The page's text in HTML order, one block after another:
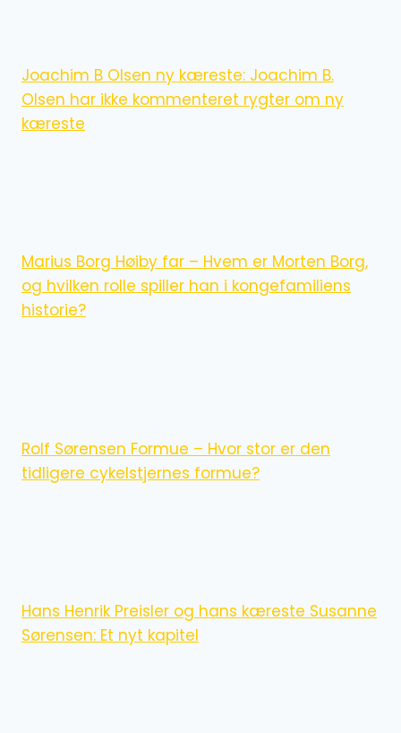
Joachim B Olsen ny kæreste: Joachim B.
Olsen har ikke kommenteret rygter om ny
kæreste
Marius Borg Høiby far – Hvem er Morten Borg,
og hvilken rolle spiller han i kongefamiliens
historie?
Rolf Sørensen Formue – Hvor stor er den
tidligere cykelstjernes formue?
Hans Henrik Preisler og hans kæreste Susanne
Sørensen: Et nyt kapitel